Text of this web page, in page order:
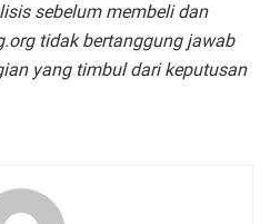
sebelum membeli dan
tidak bertanggung jawab
yang timbul dari keputusan